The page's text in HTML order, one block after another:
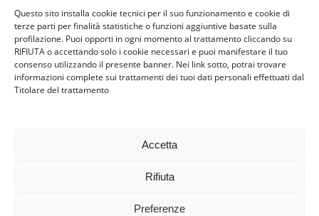
Questo sito installa cookie tecnici per il suo funzionamento e cookie di
terze parti per finalità statistiche o funzioni aggiuntive basate sulla
profilazione. Puoi opporti in ogni momento al trattamento cliccando su
RIFIUTA o accettando solo i cookie necessari e puoi manifestare il tuo
consenso utilizzando il presente banner. Nei link sotto, potrai trovare
informazioni complete sui trattamenti dei tuoi dati personali effettuati dal
Titolare del trattamento
Accetta
Rifiuta
Preferenze
Famiglie per l’accoglienza nel mondo